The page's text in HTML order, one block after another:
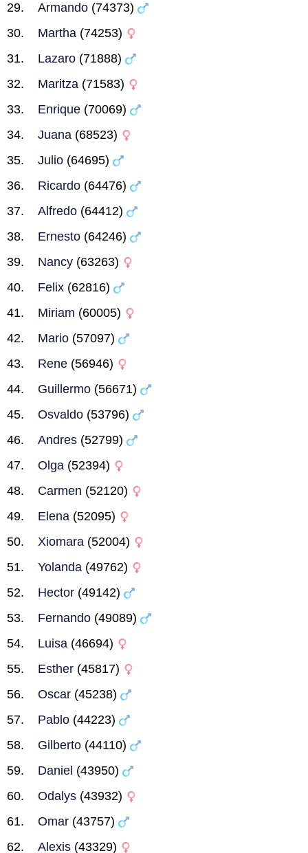
Armando (74373)
Martha (74253)
Lazaro (71888)
Maritza (71583)
Enrique (70069)
Juana (68523)
Julio (64695)
Ricardo (64476)
Alfredo (64412)
Ernesto (64246)
Nancy (63263)
Felix (62816)
Miriam (60005)
Mario (57097)
Rene (56946)
Guillermo (56671)
Osvaldo (53796)
Andres (52799)
Olga (52394)
Carmen (52120)
Elena (52095)
Xiomara (52004)
Yolanda (49762)
Hector (49142)
Fernando (49089)
Luisa (46694)
Esther (45817)
Oscar (45238)
Pablo (44223)
Gilberto (44110)
Daniel (43950)
Odalys (43932)
Omar (43757)
Alexis (43329)